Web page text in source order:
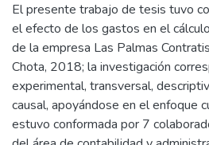
El presente trabajo de tesis tuvo
el efecto de los gastos en el
de la empresa Las Palmas
Chota, 2018; la investigación
experimental, transversal,
causal, apoyándose en el enfoque
estuvo conformada por 7